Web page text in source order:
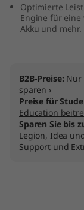
Optimierte
Engine für
Akku und mehr.
B2B-Preise: Nur
sparen ›
Preise für
Education
Sparen Sie bis
Legion, Idea
Support und